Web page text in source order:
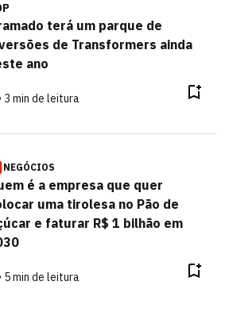
terá um parque de
de Transformers ainda
ano
3 min de leitura
NEGÓCIOS
é a empresa que quer
uma tirolesa no Pão de
e faturar R$ 1 bilhão em
5 min de leitura